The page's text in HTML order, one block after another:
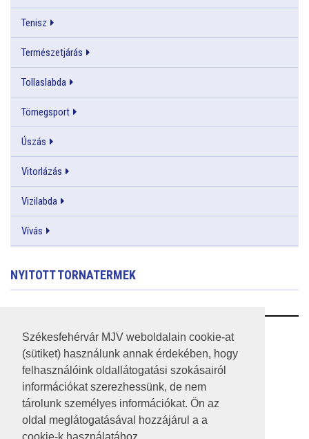
Székesfehérvár MJV weboldalain cookie-at
(sütiket) használunk annak érdekében, hogy
felhasználóink oldallátogatási szokásairól
információkat szerezhessünk, de nem
tárolunk személyes információkat. Ön az
oldal meglátogatásával hozzájárul a a
Tenisz
Természetjárás
Tollaslabda
Tömegsport
Úszás
Vitorlázás
Vizilabda
Vívás
NYITOTT TORNATERMEK
RSS
A HONLAP 2017.03.31-I ÁLLAPOTA
JOGI NYILATKOZAT
IMPRESSZUM